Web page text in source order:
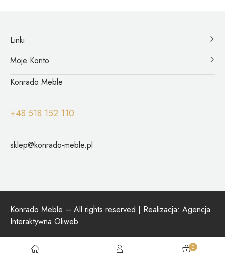
0
Linki
Moje Konto
Konrado Meble
+48 518 152 110
sklep@konrado-meble.pl
Konrado Meble – All rights reserved | Realizacja: Agencja
Interaktywna Oliweb